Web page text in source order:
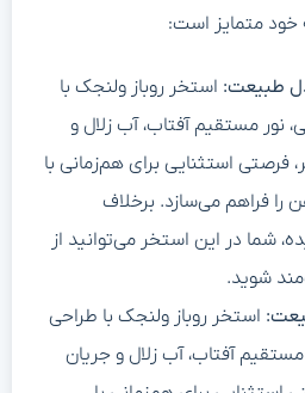
خود متمایز است:
طبیعت: استخر روباز ولنجک با
نور مستقیم آفتاب، آب زلال و
فرصتی استثنایی برای هم‌زمانی با
فراهم می‌سازد. برخلاف
شما در این استخر می‌توانید از
شوید.
استخر روباز ولنجک با طراحی
آفتاب، آب زلال و جریان